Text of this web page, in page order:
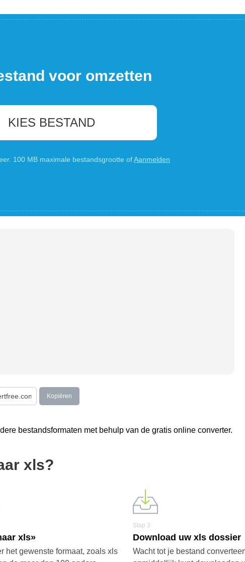
voor omzetten
KIES BESTAND
100 MB maximale bestandsgrootte ofAanmelden
Kopiëren
bestandsformaten met behulp van de gratis online converter.
xls?
xls»
het gewenste formaat, zoals xls
Stap 3
Download uw xls dossier
Wacht tot je bestand